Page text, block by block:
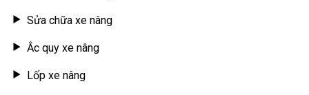
Sửa chữa xe nâng
Ắc quy xe nâng
Lốp xe nâng